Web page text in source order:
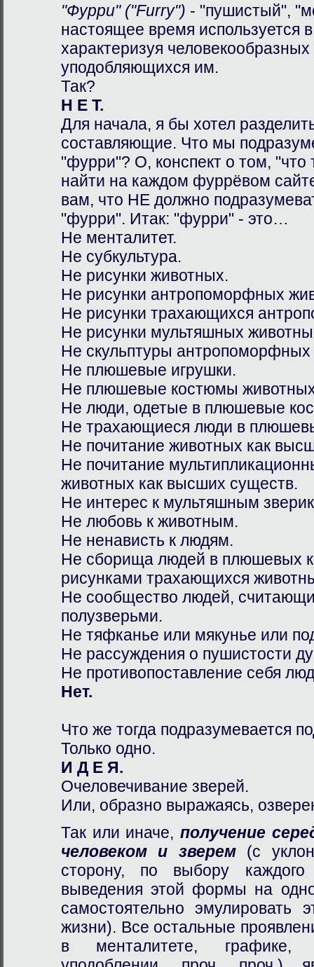
"Фурри" ("Furry") - "пушистый",
настоящее время используется
характеризуя
уподобляющихся им.
Так?
Н Е Т.
Для начала, я бы хотел
составляющие. Что мы
"фурри"? О, конспект о том,
найти на каждом фуррёвом
вам, что НЕ должно
"фурри". Итак: "фурри" - это…
Не менталитет.
Не субкультура.
Не рисунки животных.
Не рисунки антропоморфных
Не рисунки трахающихся
Не рисунки мультяшных
Не скульптуры
Не плюшевые игрушки.
Не плюшевые костюмы
Не люди, одетые в плюшевые
Не трахающиеся люди в
Не почитание животных как
Не почитание
животных как высших существ.
Не интерес к мультяшным
Не любовь к животным.
Не ненависть к людям.
Не сборища людей в плюшевых
рисунками трахающихся
Не сообщество людей,
полузверьми.
Не тяфканье или мякунье или
Не рассуждения о пушистости
Не противопоставление себя
Нет.
Что же тогда подразумевается
Только одно.
И Д Е Я.
Очеловечивание зверей.
Или, образно выражаясь,
Так или иначе, получение
человеком и зверем(с
сторону, по выбору
выведения этой формы на
самостоятельно
жизни). Все остальные
в менталитете, графике,